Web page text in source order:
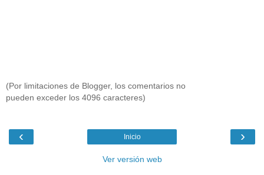
(Por limitaciones de Blogger, los comentarios no
pueden exceder los 4096 caracteres)
‹ ›
Inicio
Ver versión web